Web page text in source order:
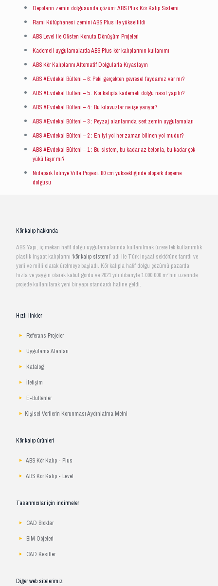
Depoların zemin dolgusunda çözüm: ABS Plus Kör Kalıp Sistemi
Rami Kütüphanesi zemini ABS Plus ile yükseltildi
ABS Level ile Ofisten Konuta Dönüşüm Projeleri
Kademeli uygulamalarda ABS Plus kör kalıplarının kullanımı
ABS Kör Kalıplarını Alternatif Dolgularla Kıyaslayın
ABS #Evdekal Bülteni – 6: Peki gerçekten çevresel faydamız var mı?
ABS #Evdekal Bülteni – 5 : Kör kalıpla kademeli dolgu nasıl yapılır?
ABS #Evdekal Bülteni – 4 : Bu kılavuzlar ne işe yarıyor?
ABS #Evdekal Bülteni – 3 : Peyzaj alanlarında sert zemin uygulamaları
ABS #Evdekal Bülteni – 2 : En iyi yol her zaman bilinen yol mudur?
ABS #Evdekal Bülteni – 1 : Bu sistem, bu kadar az betonla, bu kadar çok
yükü taşır mı?
Nidapark İstinye Villa Projesi: 80 cm yüksekliğinde otopark döşeme
dolgusu
Kör kalıp hakkında
ABS Yapı, iç mekan hafif dolgu uygulamalarında kullanılmak üzere tek kullanımlık
plastik inşaat kalıplarını ‘kör kalıp sistemi’ adı ile Türk inşaat sektörüne tanıttı ve
yerli ve milli olarak üretmeye başladı. Kör kalıpla hafif dolgu çözümü pazarda
hızla ve yaygın olarak kabul gördü ve 2021 yılı itibariyle 1.000.000 m²’nin üzerinde
projede kullanılarak yeni bir yapı standardı haline geldi.
Hızlı linkler
Referans Projeler
Uygulama Alanları
Katalog
İletişim
E-Bültenler
Kişisel Verilerin Korunması Aydınlatma Metni
Kör kalıp ürünleri
ABS Kör Kalıp - Plus
ABS Kör Kalıp - Level
Tasarımcılar için indirmeler
CAD Bloklar
BIM Objeleri
CAD Kesitler
Diğer web sitelerimiz